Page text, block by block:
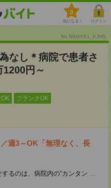
0
気になる！ ログイン
No.NSGYK1_KJMS
なし＊病院で患者さ
円～
ブランクOK
週3～OK「無理なく、長
るのは、病院内の“カンタン ...